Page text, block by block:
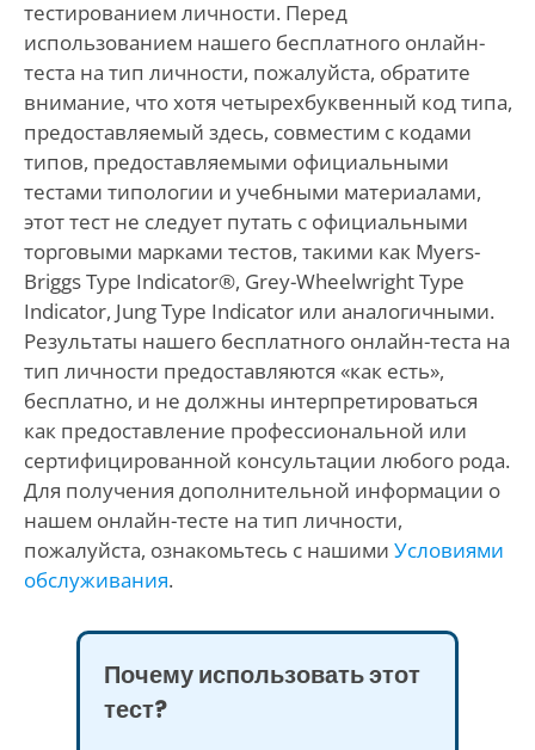
тестированием личности. Перед
использованием нашего бесплатного онлайн-
теста на тип личности, пожалуйста, обратите
внимание, что хотя четырехбуквенный код типа,
предоставляемый здесь, совместим с кодами
типов, предоставляемыми официальными
тестами типологии и учебными материалами,
этот тест не следует путать с официальными
торговыми марками тестов, такими как Myers-
Briggs Type Indicator®, Grey-Wheelwright Type
Indicator, Jung Type Indicator или аналогичными.
Результаты нашего бесплатного онлайн-теста на
тип личности предоставляются «как есть»,
бесплатно, и не должны интерпретироваться
как предоставление профессиональной или
сертифицированной консультации любого рода.
Для получения дополнительной информации о
нашем онлайн-тесте на тип личности,
пожалуйста, ознакомьтесь с нашими Условиями
обслуживания.
Почему использовать этот
тест?